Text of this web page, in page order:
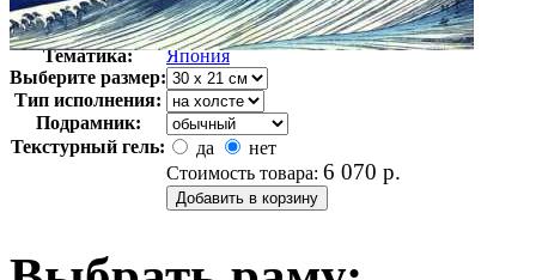
Автор:
Кацусика Хокусай
Арт-стиль
Восточная культура
Тематика:
Япония
Выберите размер:
Тип исполнения:
Подрамник:
Текстурный гель:
да
нет
Стоимость товара: 6 070 р.